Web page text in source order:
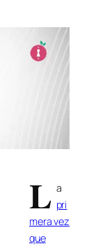
L a
pri
mera vez
que